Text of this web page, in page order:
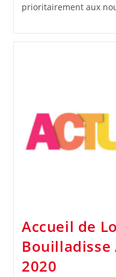
prioritairement aux
Accueil de
Bouilladisse
2020